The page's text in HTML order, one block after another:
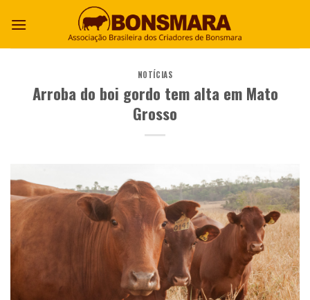
NOTÍCIAS
Arroba do boi gordo tem alta em Mato
Grosso